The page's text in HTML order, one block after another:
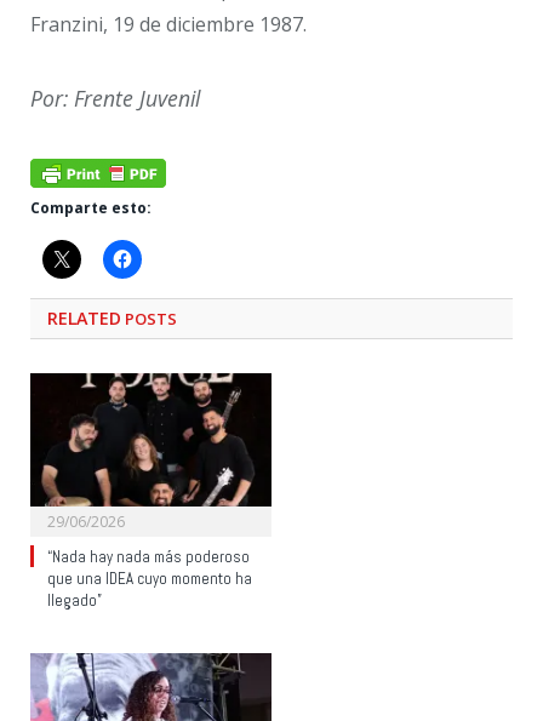
Franzini, 19 de diciembre 1987.
Por: Frente Juvenil
Comparte esto:
RELATED POSTS
29/06/2026
“Nada hay nada más poderoso
que una IDEA cuyo momento ha
llegado”